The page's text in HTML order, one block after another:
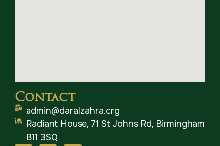
Contact
admin@daralzahra.org
Radiant House, 71 St Johns Rd, Birmingham
B11 3SQ